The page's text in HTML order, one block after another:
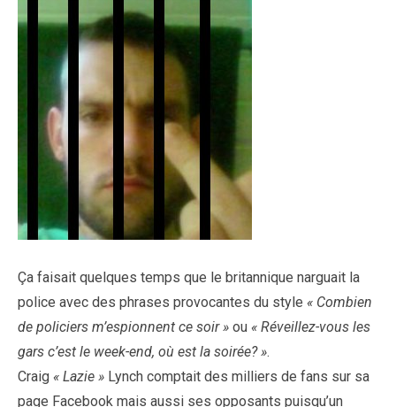
Ça faisait quelques temps que le britannique narguait la
police avec des phrases provocantes du style « Combien
de policiers m’espionnent ce soir » ou « Réveillez-vous les
gars c’est le week-end, où est la soirée? ».
Craig « Lazie » Lynch comptait des milliers de fans sur sa
page Facebook mais aussi ses opposants puisqu’un